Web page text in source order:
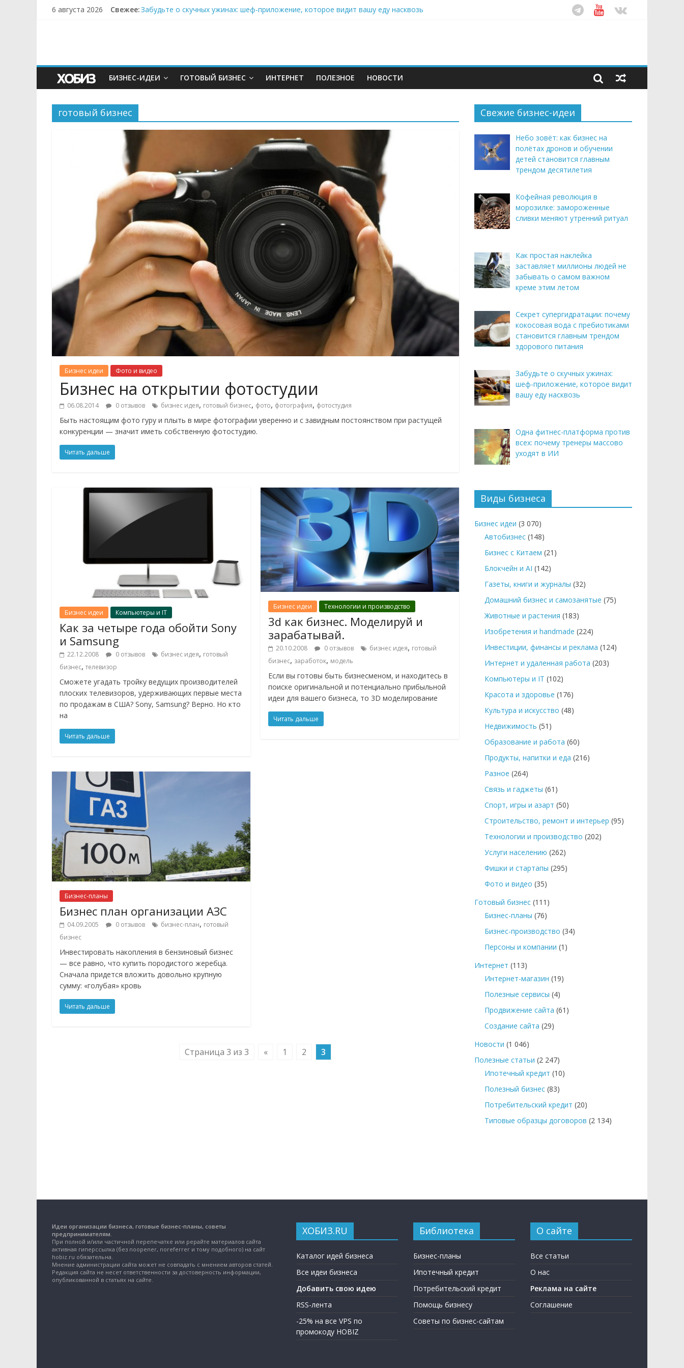
6 августа 2026 Свежее:Забудьте о скучных ужинах: шеф-приложение, которое видит вашу еду насквозь
БИЗНЕС-ИДЕИ ГОТОВЫЙ БИЗНЕС ИНТЕРНЕТ ПОЛЕЗНОЕ НОВОСТИ
готовый бизнес
Бизнес идеи Фото и видео
Бизнес на открытии фотостудии
06.08.2014 0 отзывов бизнес идея, готовый бизнес, фото, фотография, фотостудия
Быть настоящим фото гуру и плыть в мире фотографии уверенно и с завидным постоянством при растущей
конкуренции — значит иметь собственную фотостудию.
Читать дальше
Бизнес идеи Компьютеры и IT
Как за четыре года обойти Sony
и Samsung
22.12.2008 0 отзывов бизнес идея, готовый
бизнес, телевизор
Сможете угадать тройку ведущих производителей
плоских телевизоров, удерживающих первые места
по продажам в США? Sony, Samsung? Верно. Но кто
на
Читать дальше
Бизнес идеи Технологии и производство
3d как бизнес. Моделируй и
зарабатывай.
20.10.2008 0 отзывов бизнес идея, готовый
бизнес, заработок, модель
Если вы готовы быть бизнесменом, и находитесь в
поиске оригинальной и потенциально прибыльной
идеи для вашего бизнеса, то 3D моделирование
Читать дальше
Бизнес-планы
Бизнес план организации АЗС
04.09.2005 0 отзывов бизнес-план, готовый
бизнес
Инвестировать накопления в бензиновый бизнес
— все равно, что купить породистого жеребца.
Сначала придется вложить довольно крупную
сумму: «голубая» кровь
Читать дальше
Страница 3 из 3 « 1 2 3
Свежие бизнес-идеи
Небо зовёт: как бизнес на
полётах дронов и обучении
детей становится главным
трендом десятилетия
Кофейная революция в
морозилке: замороженные
сливки меняют утренний ритуал
Как простая наклейка
заставляет миллионы людей не
забывать о самом важном
креме этим летом
Секрет супергидратации: почему
кокосовая вода с пребиотиками
становится главным трендом
здорового питания
Забудьте о скучных ужинах:
шеф-приложение, которое видит
вашу еду насквозь
Одна фитнес-платформа против
всех: почему тренеры массово
уходят в ИИ
Виды бизнеса
Бизнес идеи (3 070)
Автобизнес (148)
Бизнес с Китаем (21)
Блокчейн и AI (142)
Газеты, книги и журналы (32)
Домашний бизнес и самозанятые (75)
Животные и растения (183)
Изобретения и handmade (224)
Инвестиции, финансы и реклама (124)
Интернет и удаленная работа (203)
Компьютеры и IT (102)
Красота и здоровье (176)
Культура и искусство (48)
Недвижимость (51)
Образование и работа (60)
Продукты, напитки и еда (216)
Разное (264)
Связь и гаджеты (61)
Спорт, игры и азарт (50)
Строительство, ремонт и интерьер (95)
Технологии и производство (202)
Услуги населению (262)
Фишки и стартапы (295)
Фото и видео (35)
Готовый бизнес (111)
Бизнес-планы (76)
Бизнес-производство (34)
Персоны и компании (1)
Интернет (113)
Интернет-магазин (19)
Полезные сервисы (4)
Продвижение сайта (61)
Создание сайта (29)
Новости (1 046)
Полезные статьи (2 247)
Ипотечный кредит (10)
Полезный бизнес (83)
Потребительский кредит (20)
Типовые образцы договоров (2 134)
Идеи организации бизнеса, готовые бизнес-планы, советы
предпринимателям.
При полной и/или частичной перепечатке или рерайте материалов сайта
активная гиперссылка (без noopener, noreferrer и тому подобного) на сайт
hobiz.ru обязательна.
Мнение администрации сайта может не совпадать с мнением авторов статей.
Редакция сайта не несет ответственности за достоверность информации,
опубликованной в статьях на сайте.
ХОБИЗ.RU
Каталог идей бизнеса
Все идеи бизнеса
Добавить свою идею
RSS-лента
-25% на все VPS по
промокоду HOBIZ
Библиотека
Бизнес-планы
Ипотечный кредит
Потребительский кредит
Помощь бизнесу
Советы по бизнес-сайтам
О сайте
Все статьи
О нас
Реклама на сайте
Соглашение